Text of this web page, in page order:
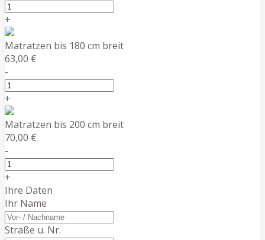
+
Matratzen bis 180 cm breit
63,00 €
-
+
Matratzen bis 200 cm breit
70,00 €
-
+
Ihre Daten
Ihr Name
Straße u. Nr.